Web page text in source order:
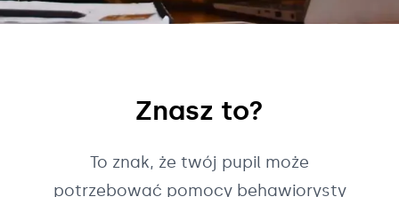
Znasz to?
To znak, że twój pupil może
potrzebować pomocy behawiorysty